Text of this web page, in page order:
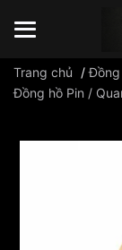
Trang chủ /Đồng
Đồng hồ Pin /